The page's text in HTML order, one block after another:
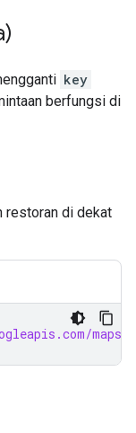
key
berfungsi di
restoran di dekat
maps/